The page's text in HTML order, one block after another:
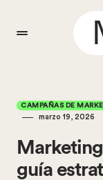
CAMPAÑAS DE
marzo 19, 2026
guía